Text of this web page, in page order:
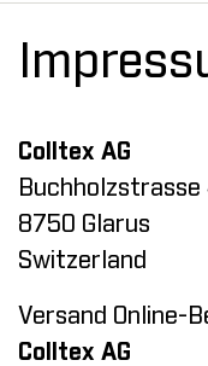
Colltex AG
Buchholzstrasse
8750 Glarus
Switzerland
Versand Online-
Colltex AG